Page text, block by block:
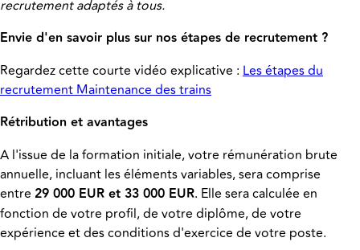
recrutement adaptés à tous.
Envie d'en savoir plus sur nos étapes de recrutement ?
Regardez cette courte vidéo explicative : Les étapes du
recrutement Maintenance des trains
Rétribution et avantages
A l'issue de la formation initiale, votre rémunération brute
annuelle, incluant les éléments variables, sera comprise
entre 29 000 EUR et 33 000 EUR. Elle sera calculée en
fonction de votre profil, de votre diplôme, de votre
expérience et des conditions d'exercice de votre poste.